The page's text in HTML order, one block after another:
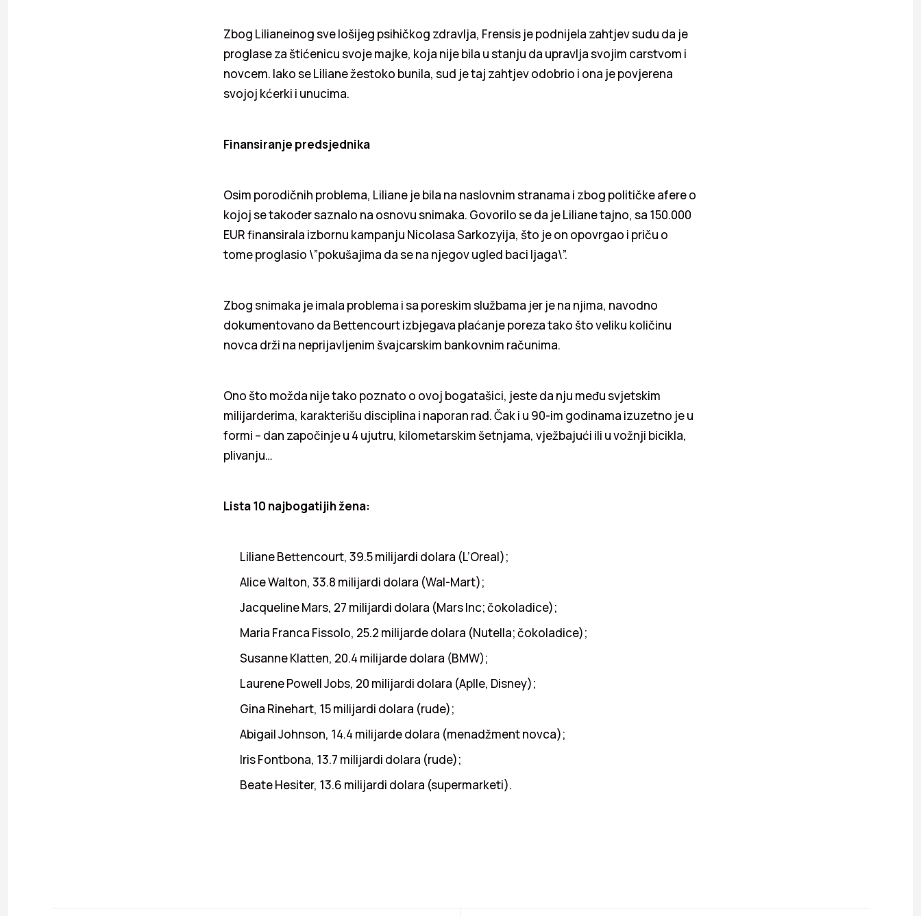
Zbog Lilianeinog sve lošijeg psihičkog zdravlja, Frensis je podnijela zahtjev sudu da je
proglase za štićenicu svoje majke, koja nije bila u stanju da upravlja svojim carstvom i
novcem. Iako se Liliane žestoko bunila, sud je taj zahtjev odobrio i ona je povjerena
svojoj kćerki i unucima.
Finansiranje predsjednika
Osim porodičnih problema, Liliane je bila na naslovnim stranama i zbog političke afere o
kojoj se također saznalo na osnovu snimaka. Govorilo se da je Liliane tajno, sa 150.000
EUR finansirala izbornu kampanju Nicolasa Sarkozyija, što je on opovrgao i priču o
tome proglasio \”pokušajima da se na njegov ugled baci ljaga\”.
Zbog snimaka je imala problema i sa poreskim službama jer je na njima, navodno
dokumentovano da Bettencourt izbjegava plaćanje poreza tako što veliku količinu
novca drži na neprijavljenim švajcarskim bankovnim računima.
Ono što možda nije tako poznato o ovoj bogatašici, jeste da nju među svjetskim
milijarderima, karakterišu disciplina i naporan rad. Čak i u 90-im godinama izuzetno je u
formi – dan započinje u 4 ujutru, kilometarskim šetnjama, vježbajući ili u vožnji bicikla,
plivanju…
Lista 10 najbogatijih žena:
Liliane Bettencourt, 39.5 milijardi dolara (L’Oreal);
Alice Walton, 33.8 milijardi dolara (Wal-Mart);
Jacqueline Mars, 27 milijardi dolara (Mars Inc; čokoladice);
Maria Franca Fissolo, 25.2 milijarde dolara (Nutella; čokoladice);
Susanne Klatten, 20.4 milijarde dolara (BMW);
Laurene Powell Jobs, 20 milijardi dolara (Aplle, Disney);
Gina Rinehart, 15 milijardi dolara (rude);
Abigail Johnson, 14.4 milijarde dolara (menadžment novca);
Iris Fontbona, 13.7 milijardi dolara (rude);
Beate Hesiter, 13.6 milijardi dolara (supermarketi).